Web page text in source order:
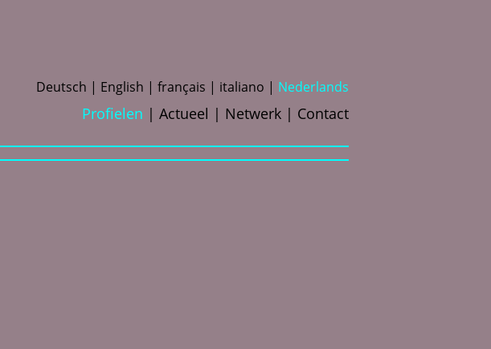
Deutsch English français italiano Nederlands
Profielen Actueel Netwerk Contact